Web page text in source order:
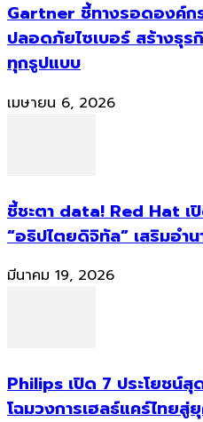
Gartner ชี้ทางรอดองค์ก
ปลอดภัยไซเบอร์ สร้างธุ
ทุกรูปแบบ
เมษายน 6, 2026
ชี้ชะตา data! Red Hat เ
“อธิปไตยดิจิทัล” เสริมอำ
มีนาคม 19, 2026
Philips เปิด 7 ประโยชน์สุ
โฉมวงการเฮลธ์แคร์ไทยสู่